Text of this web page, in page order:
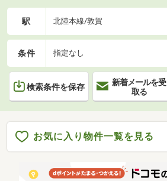
駅 北陸本線/敦賀
条件 指定なし
検索条件を保存
新着メールを受
取る
お気に入り物件一覧を見る